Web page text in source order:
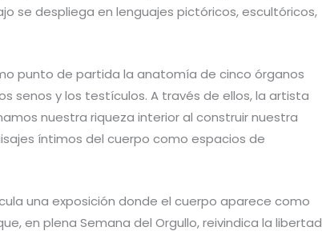
se despliega en lenguajes pictóricos, escultóricos,
punto de partida la anatomía de cinco órganos
senos y los testículos. A través de ellos, la artista
nuestra riqueza interior al construir nuestra
íntimos del cuerpo como espacios de
una exposición donde el cuerpo aparece como
en plena Semana del Orgullo, reivindica la libertad